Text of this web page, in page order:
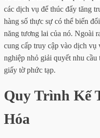
các dịch vụ để thúc đẩy tăng
hàng số thực sự có thể biến
năng tương lai của nó. Ngoài
cung cấp truy cập vào dịch vụ
nghiệp nhỏ giải quyết nhu cầu
giấy tờ phức tạp.
Quy Trình Kế
Hóa